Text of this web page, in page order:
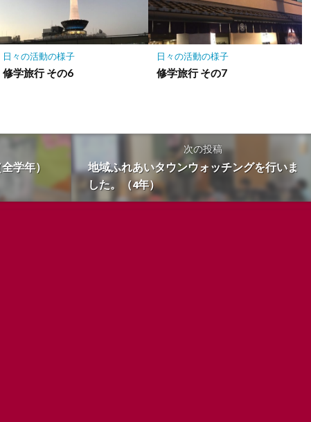
日々の活動の様子
修学旅行 その6
日々の活動の様子
修学旅行 その7
学年）
次の投稿
地域ふれあいタウンウォッチングを行いま
した。（4年）